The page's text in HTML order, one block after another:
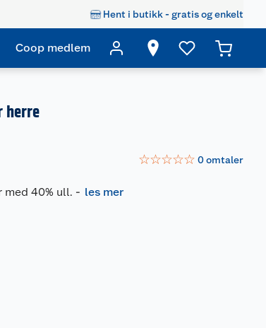
Hent i butikk - gratis og enkelt
Coop medlem
herre
☆☆☆☆☆ 0omtaler
med 40% ull. - les mer